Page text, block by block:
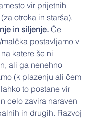
vir prijetnih
otroka in starša).
in siljenje. Če
postavljamo v
katere še ni
ali ga nenehno
(k plazenju ali čem
to postane vir
celo zavira naraven
in drugih. Razvoj